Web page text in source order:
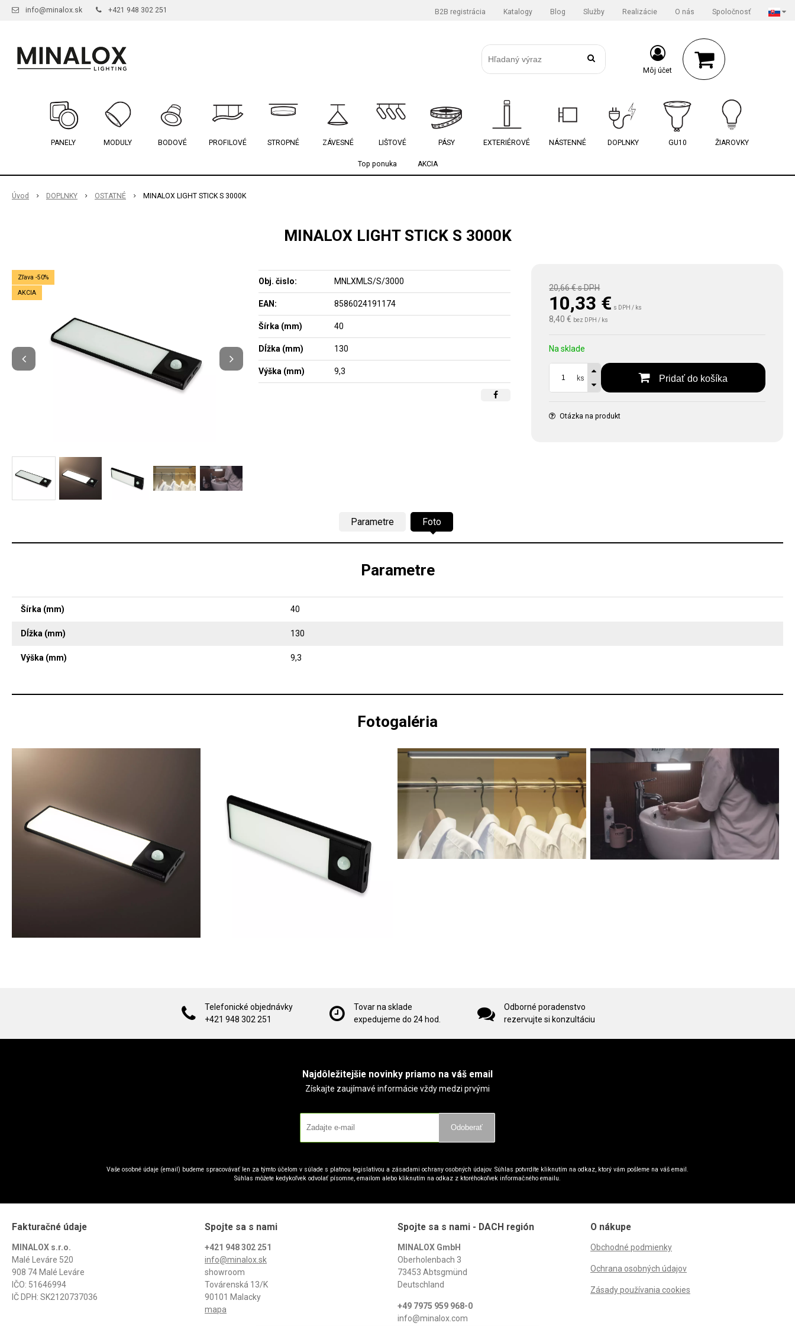
info@minalox.sk +421 948 302 251 B2B registrácia Katalogy Blog Služby Realizácie O nás Spoločnosť
Môj účet
PANELY MODULY BODOVÉ PROFILOVÉ STROPNÉ ZÁVESNÉ LIŠTOVÉ PÁSY EXTERIÉROVÉ NÁSTENNÉ DOPLNKY GU10 ŽIAROVKY
Top ponuka AKCIA
Úvod DOPLNKY OSTATNÉ MINALOX LIGHT STICK S 3000K
MINALOX LIGHT STICK S 3000K
Zľava -50%
AKCIA
20,66 €s DPH
10,33 € s DPH / ks
8,40 € bez DPH / ks
Na sklade
ks Pridať do košíka
Otázka na produkt
Obj. čislo: MNLXMLS/S/3000
EAN: 8586024191174
Šírka (mm) 40
Dĺžka (mm) 130
Výška (mm) 9,3
Parametre Foto
Parametre
Šírka (mm) 40
Dĺžka (mm) 130
Výška (mm) 9,3
Fotogaléria
Telefonické objednávky
+421 948 302 251
Tovar na sklade
expedujeme do 24 hod.
Odborné poradenstvo
rezervujte si konzultáciu
Najdôležitejšie novinky priamo na váš email
Získajte zaujímavé informácie vždy medzi prvými
Odoberať
Vaše osobné údaje (email) budeme spracovávať len za týmto účelom v súlade s platnou legislatívou a zásadami ochrany osobných údajov. Súhlas potvrdíte kliknutím na odkaz, ktorý vám pošleme na váš email.
Súhlas môžete kedykoľvek odvolať písomne, emailom alebo kliknutím na odkaz z ktoréhokoľvek informačného emailu.
Fakturačné údaje
MINALOX s.r.o.
Malé Leváre 520
908 74 Malé Leváre
IČO: 51646994
IČ DPH: SK2120737036
Spojte sa s nami
+421 948 302 251
info@minalox.sk
showroom
Továrenská 13/K
90101 Malacky
mapa
Spojte sa s nami - DACH región
MINALOX GmbH
Oberholenbach 3
73453 Abtsgmünd
Deutschland
+49 7975 959 968-0
info@minalox.com
O nákupe
Obchodné podmienky
Ochrana osobných údajov
Zásady používania cookies